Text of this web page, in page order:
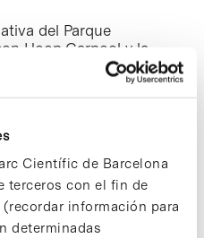
Científic de Barcelona
terceros con el fin de
información para
determinadas
del Parque
Hoop Carpool y la
Fundación Bosch i
de Análisis Genómico
Bioingeniería de
que quieran
compartir coche a partir